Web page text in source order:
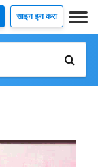
साइन इन करा